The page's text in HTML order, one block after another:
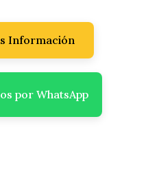
Información
por WhatsApp